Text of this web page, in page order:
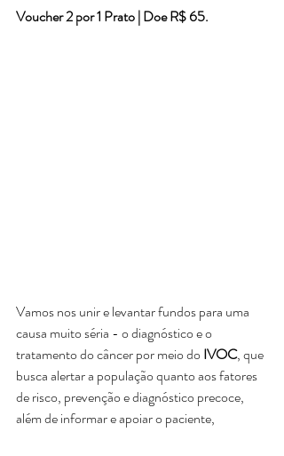
Voucher 2 por 1 Prato | Doe R$ 65.
Vamos nos unir e levantar fundos para uma
causa muito séria - o diagnóstico e o
tratamento do câncer por meio do IVOC, que
busca alertar a população quanto aos fatores
de risco, prevenção e diagnóstico precoce,
além de informar e apoiar o paciente,